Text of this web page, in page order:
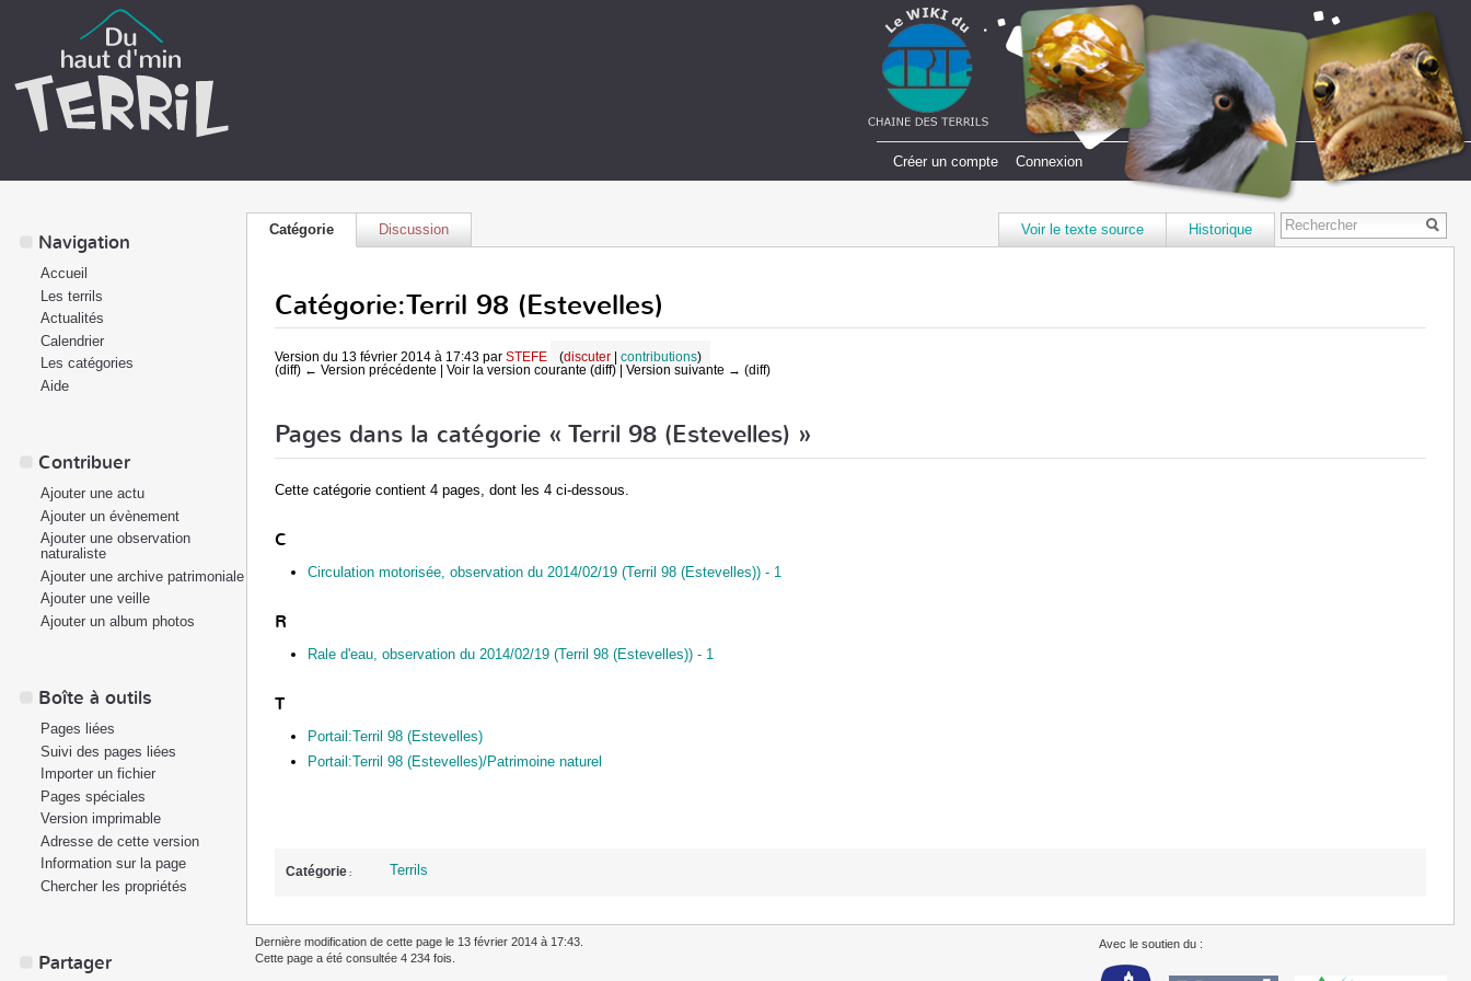
Créer un compte Connexion
Catégorie Discussion Voir le texte source Historique
Catégorie:Terril 98 (Estevelles)
Version du 13 février 2014 à 17:43 par STEFE (discuter | contributions)
(diff) ← Version précédente | Voir la version courante (diff) | Version suivante → (diff)
Pages dans la catégorie « Terril 98 (Estevelles) »
Cette catégorie contient 4 pages, dont les 4 ci-dessous.
C
Circulation motorisée, observation du 2014/02/19 (Terril 98 (Estevelles)) - 1
R
Rale d'eau, observation du 2014/02/19 (Terril 98 (Estevelles)) - 1
T
Portail:Terril 98 (Estevelles)
Portail:Terril 98 (Estevelles)/Patrimoine naturel
Catégorie : Terrils
Navigation
Accueil
Les terrils
Actualités
Calendrier
Les catégories
Aide
Contribuer
Ajouter une actu
Ajouter un évènement
Ajouter une observation
naturaliste
Ajouter une archive patrimoniale
Ajouter une veille
Ajouter un album photos
Boîte à outils
Pages liées
Suivi des pages liées
Importer un fichier
Pages spéciales
Version imprimable
Adresse de cette version
Information sur la page
Chercher les propriétés
Partager
Dernière modification de cette page le 13 février 2014 à 17:43.
Cette page a été consultée 4 234 fois.
Avec le soutien du :